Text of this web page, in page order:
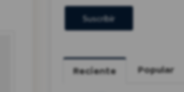
Reciente Popular